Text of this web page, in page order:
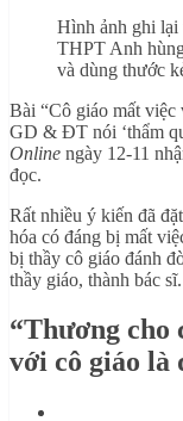
Hình ảnh ghi lại
THPT Anh
và dùng thước
Bài “Cô giáo mất việc
GD & ĐT nói ‘thẩm
Online ngày 12-11
đọc.
Rất nhiều ý kiến đã
hóa có đáng bị mất
bị thầy cô giáo đánh
thầy giáo, thành bác sĩ.
“Thương cho
với cô giáo là